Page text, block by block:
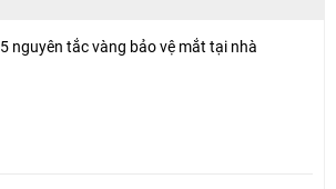
5 nguyên tắc vàng bảo vệ mắt tại nhà